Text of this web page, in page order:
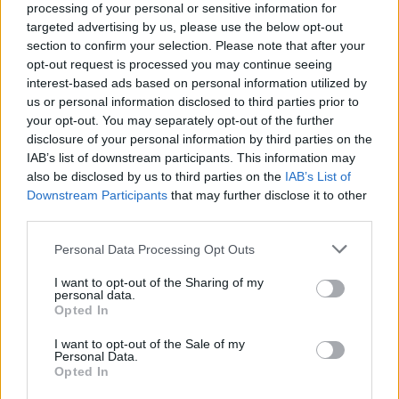
processing of your personal or sensitive information for
targeted advertising by us, please use the below opt-out
section to confirm your selection. Please note that after your
opt-out request is processed you may continue seeing
interest-based ads based on personal information utilized by
us or personal information disclosed to third parties prior to
your opt-out. You may separately opt-out of the further
disclosure of your personal information by third parties on the
IAB’s list of downstream participants. This information may
also be disclosed by us to third parties on the IAB’s List of
Downstream Participants that may further disclose it to other
Please note that this website/app uses one or more Google
not limited to your visit or usage behaviour. You may click to
grant or deny consent to Google and its third-party tags to
use your data for below specified purposes in below Google
consent section.
Personal Data Processing Opt Outs
I want to opt-out of the Sharing of my
personal data.
Opted In
I want to opt-out of the Sale of my
Personal Data.
Opted In
συνεργασία με περιφερειακούς εταίρους, να
καταρτίσουν σχέδιο οικονομικής ανάκαμψης και
ανοικοδόμησης του Ιράν, εξασφαλίζοντας
χρηματοδότηση τουλάχιστον 300
δισεκατομμυρίων δολαρίων.
Παράλληλα, προβλέπεται η σταδιακή άρση όλων
των κυρώσεων κατά της Τεχεράνης,
συμπεριλαμβανομένων των περιορισμών που
αλλά και όσων απορρέουν από αποφάσεις του
Συμβουλίου Ασφαλείας του ΟΗΕ και του
Διεθνούς Οργανισμού Ατομικής Ενέργειας.
Μέχρι την οριστική κατάργηση των κυρώσεων,
το αμερικανικό υπουργείο Οικονομικών θα